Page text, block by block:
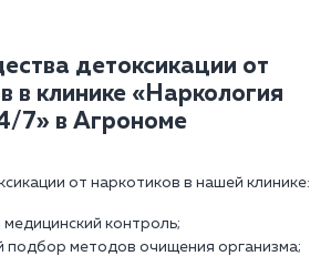
детоксикации от
в клинике «Наркология
7» в Агрономе
от наркотиков в нашей клинике:
контроль;
подбор методов очищения организма;